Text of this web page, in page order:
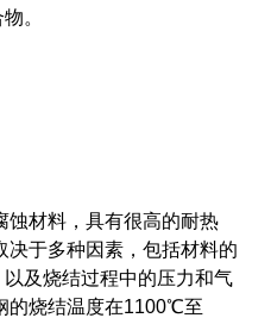
。
蚀材料，具有很高的耐热
决于多种因素，包括材料的
及烧结过程中的压力和气
的烧结温度在1100℃至